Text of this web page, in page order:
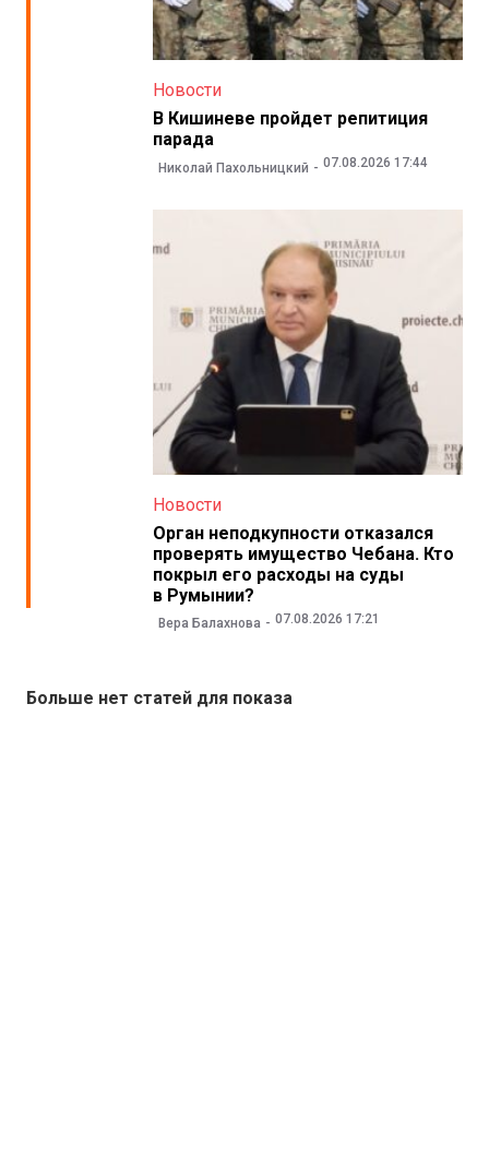
Новости
В Кишиневе пройдет репитиция
парада
Николай Пахольницкий 07.08.2026 17:44
Новости
Орган неподкупности отказался
проверять имущество Чебана. Кто
покрыл его расходы на суды
в Румынии?
Вера Балахнова 07.08.2026 17:21
Больше нет статей для показа